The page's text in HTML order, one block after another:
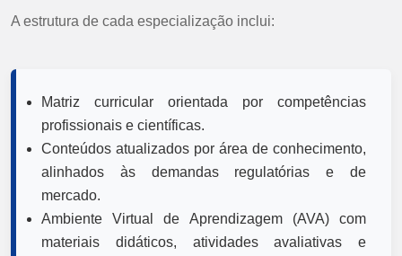
A estrutura de cada especialização inclui:
Matriz curricular orientada por competências
profissionais e científicas.
Conteúdos atualizados por área de conhecimento,
alinhados às demandas regulatórias e de
mercado.
Ambiente Virtual de Aprendizagem (AVA) com
materiais didáticos, atividades avaliativas e